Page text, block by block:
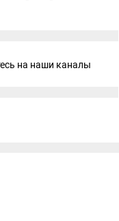
на наши каналы